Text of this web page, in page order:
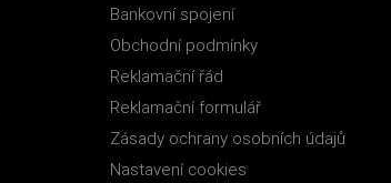
Bankovní spojení
Obchodní podmínky
Reklamační řád
Reklamační formulář
Zásady ochrany osobních údajů
Nastavení cookies